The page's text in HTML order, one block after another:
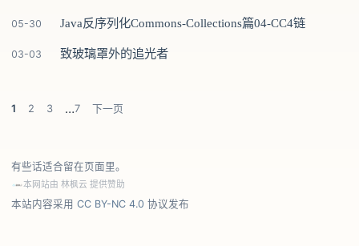
05-30 Java反序列化Commons-Collections篇04-CC4链
03-03 致玻璃罩外的追光者
1 2 3 …7 下一页
有些话适合留在页面里。
本网站由林枫云 提供赞助
本站内容采用 CC BY-NC 4.0协议发布